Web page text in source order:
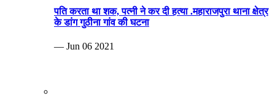
पति करता था शक, पत्नी ने कर दी हत्या .महाराजपुरा थाना क्षेत्र
के डांग गुठीना गांव की घटना
— Jun 06 2021